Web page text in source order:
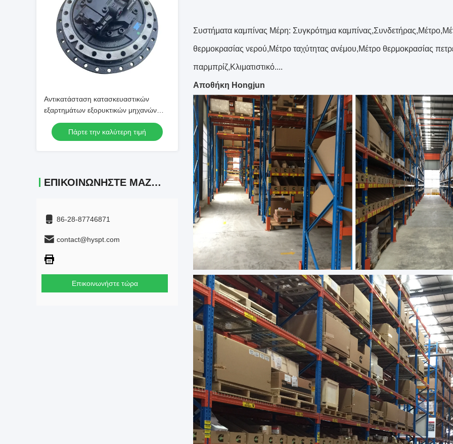
Αντικατάσταση κατασκευαστικών
εξαρτημάτων εξορυκτικών μηχανών
GM70
Πάρτε την καλύτερη τιμή
ΕΠΙΚΟΙΝΩΝΉΣΤΕ ΜΑΖΊ ΜΑΣ
86-28-87746871
contact@hyspt.com
Επικοινωνήστε τώρα
Συστήματα καμπίνας Μέρη: Συγκρότημα
θερμοκρασίας νερού,Μέτρο ταχύτητας ανέμου,Μέτρο θερμοκρασίας
παρμπρίζ,Κλιματιστικό....
Αποθήκη Hongjun